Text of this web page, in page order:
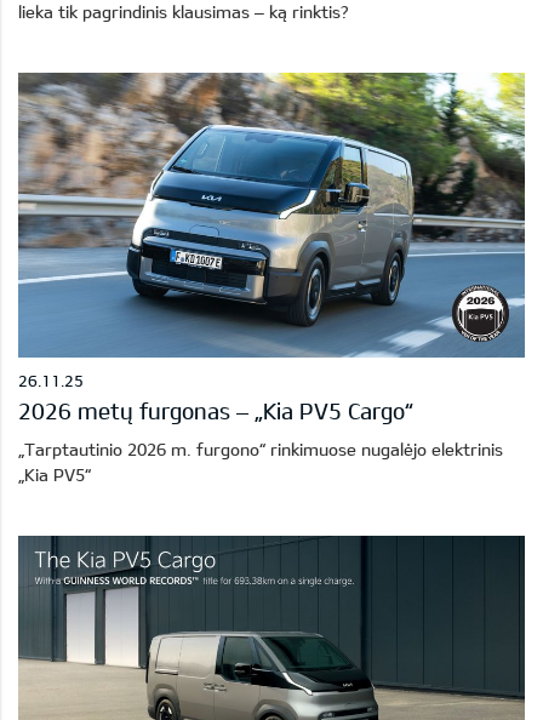
lieka tik pagrindinis klausimas – ką rinktis?
26.11.25
2026 metų furgonas – „Kia PV5 Cargo“
„Tarptautinio 2026 m. furgono“ rinkimuose nugalėjo elektrinis
„Kia PV5“